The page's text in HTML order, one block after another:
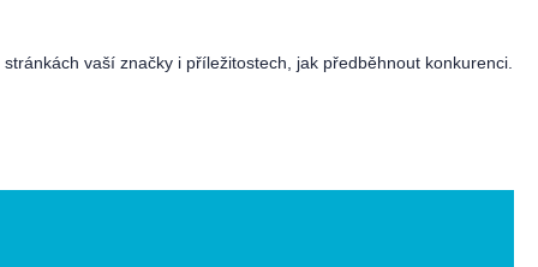
vaší značky i příležitostech, jak předběhnout konkurenci.